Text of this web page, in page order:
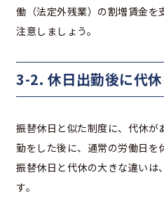
働（法定外残業）の割増賃金を
注意しましょう。
3-2. 休日出勤後に代
振替休日と似た制度に、代休が
勤をした後に、通常の労働日を
振替休日と代休の大きな違いは
す。